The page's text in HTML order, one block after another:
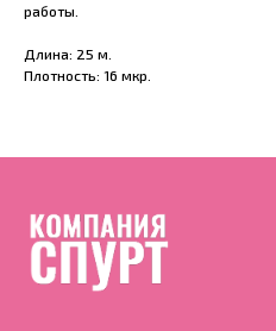
работы.
Длина: 25 м.
Плотность: 16 мкр.